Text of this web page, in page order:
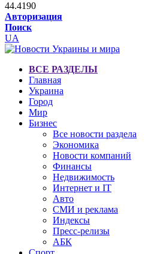
44.4190
Авторизация
Поиск
UA
ВСЕ РАЗДЕЛЫ
Главная
Украина
Город
Мир
Бизнес
Все новости раздела
Экономика
Новости компаний
Финансы
Недвижимость
Интернет и IT
Авто
СМИ и реклама
Индексы
Пресс-релизы
АБК